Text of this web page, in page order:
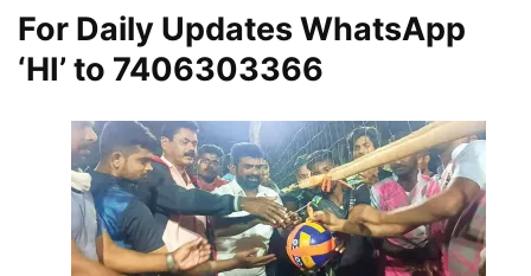
For Daily Updates WhatsApp
‘HI’ to 7406303366